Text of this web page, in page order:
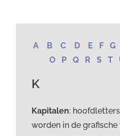
A B C D E F G
O
P Q R S T
K
Kapitalen:
worden in de